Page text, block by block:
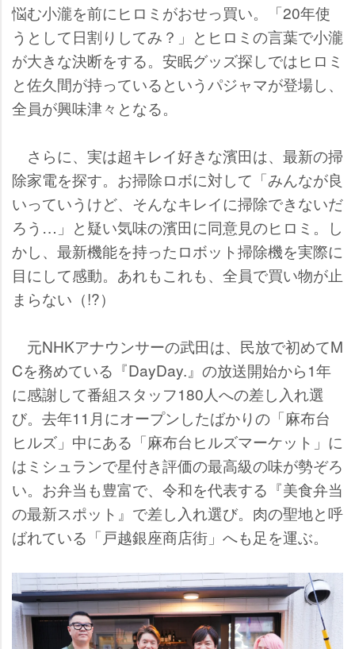
悩む小瀧を前にヒロミがおせっ買い。「20年使
うとして日割りしてみ？」とヒロミの言葉で小瀧
が大きな決断をする。安眠グッズ探しではヒロミ
と佐久間が持っているというパジャマが登場し、
全員が興味津々となる。
さらに、実は超キレイ好きな濱田は、最新の掃
除家電を探す。お掃除ロボに対して「みんなが良
いっていうけど、そんなキレイに掃除できないだ
ろう…」と疑い気味の濱田に同意見のヒロミ。し
かし、最新機能を持ったロボット掃除機を実際に
目にして感動。あれもこれも、全員で買い物が止
まらない（!?）
元NHKアナウンサーの武田は、民放で初めてM
Cを務めている『DayDay.』の放送開始から1年
に感謝して番組スタッフ180人への差し入れ選
び。去年11月にオープンしたばかりの「麻布台
ヒルズ」中にある「麻布台ヒルズマーケット」に
はミシュランで星付き評価の最高級の味が勢ぞろ
い。お弁当も豊富で、令和を代表する『美食弁当
の最新スポット』で差し入れ選び。肉の聖地と呼
ばれている「戸越銀座商店街」へも足を運ぶ。